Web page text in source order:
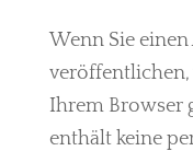
Wenn Sie
Ihrem Browser
enthält keine